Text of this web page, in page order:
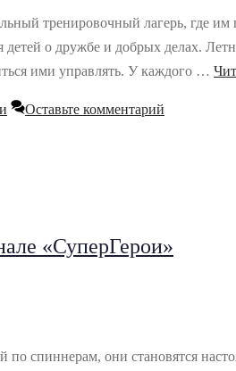
тренировочный лагерь, где им
о дружбе и добрых делах.
ими управлять. У каждого …
Оставьте комментарий
«СуперГерои»
спиннерам, они становятся